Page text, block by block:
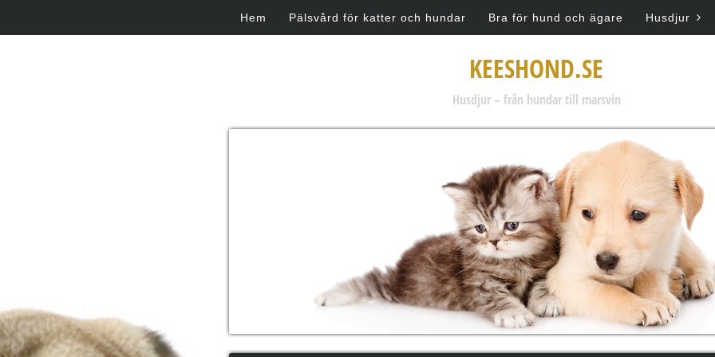
Hem Pälsvård för katter och hundar Bra för hund och ägare Husdjur
KEESHOND.SE
Husdjur – från hundar till marsvin